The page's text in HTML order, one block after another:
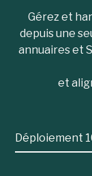
Gérez et
depuis une
annuaires et
et
Déploiement